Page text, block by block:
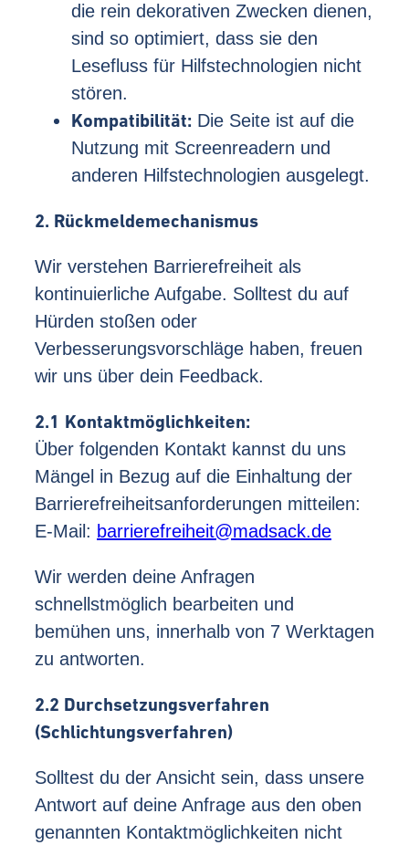
die rein dekorativen Zwecken dienen,
sind so optimiert, dass sie den
Lesefluss für Hilfstechnologien nicht
stören.
Kompatibilität: Die Seite ist auf die
Nutzung mit Screenreadern und
anderen Hilfstechnologien ausgelegt.
2. Rückmeldemechanismus
Wir verstehen Barrierefreiheit als
kontinuierliche Aufgabe. Solltest du auf
Hürden stoßen oder
Verbesserungsvorschläge haben, freuen
wir uns über dein Feedback.
2.1 Kontaktmöglichkeiten:
Über folgenden Kontakt kannst du uns
Mängel in Bezug auf die Einhaltung der
Barrierefreiheitsanforderungen mitteilen:
E-Mail: barrierefreiheit@madsack.de
Wir werden deine Anfragen
schnellstmöglich bearbeiten und
bemühen uns, innerhalb von 7 Werktagen
zu antworten.
2.2 Durchsetzungsverfahren
(Schlichtungsverfahren)
Solltest du der Ansicht sein, dass unsere
Antwort auf deine Anfrage aus den oben
genannten Kontaktmöglichkeiten nicht